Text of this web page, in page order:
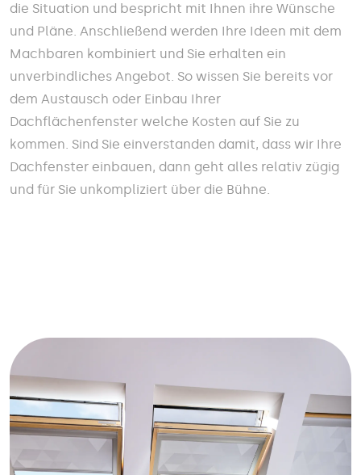
die Situation und bespricht mit Ihnen ihre Wünsche
und Pläne. Anschließend werden Ihre Ideen mit dem
Machbaren kombiniert und Sie erhalten ein
unverbindliches Angebot. So wissen Sie bereits vor
dem Austausch oder Einbau Ihrer
Dachflächenfenster welche Kosten auf Sie zu
kommen. Sind Sie einverstanden damit, dass wir Ihre
Dachfenster einbauen, dann geht alles relativ zügig
und für Sie unkompliziert über die Bühne.